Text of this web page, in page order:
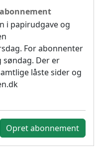
i papirudgave og
For abonnenter
Der er
låste sider og